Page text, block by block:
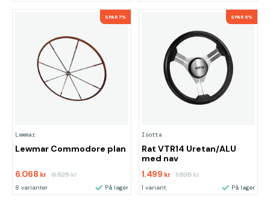
SPAR 7%
Lewmar
Lewmar Commodore plan
6.068 kr 6.525kr
8 varianter På lager
SPAR 6%
Isotta
Rat VTR14 Uretan/ALU
med nav
1.499 kr 1.595kr
1 variant På lager